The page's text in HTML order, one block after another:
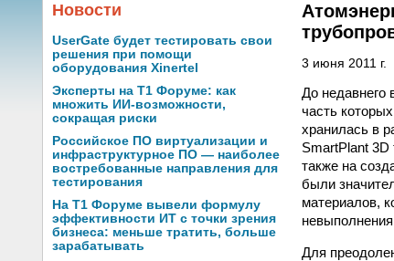
Новости
UserGate будет тестировать свои
решения при помощи
оборудования Xinertel
Эксперты на Т1 Форуме: как
множить ИИ-возможности,
сокращая риски
Российское ПО виртуализации и
инфраструктурное ПО — наиболее
востребованные направления для
тестирования
На Т1 Форуме вывели формулу
эффективности ИТ с точки зрения
бизнеса: меньше тратить, больше
зарабатывать
3 июня 2011 г.
До
часть
хранилась в
SmartPlant 3D
также на
были
материалов,
Для